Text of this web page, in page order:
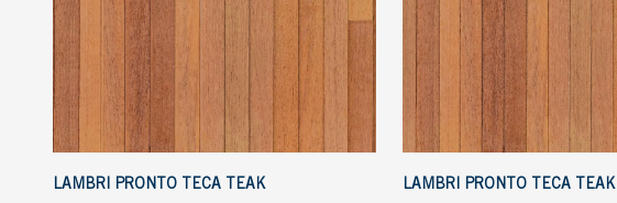
LAMBRI PRONTO TECA TEAK LAMBRI PRONTO TECA TEAK